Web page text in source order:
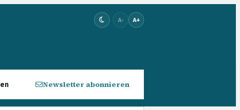
A- A+
Newsletter abonnieren